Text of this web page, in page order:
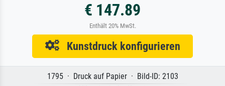
€ 147.89
Enthält 20% MwSt.
Kunstdruck konfigurieren
1795 · Druck auf Papier · Bild-ID: 2103